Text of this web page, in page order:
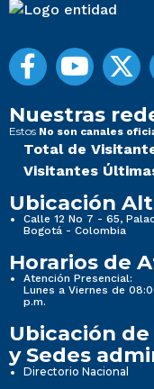
Nuestras
Estos No son canales
Total de
Visitantes
Ubicación
Calle 12 No 7 - 65,
Bogotá - Colombia
Horarios de
Atención Presencial:
Lunes a Viernes de
p.m.
Ubicación
y Sedes
Directorio Nacional